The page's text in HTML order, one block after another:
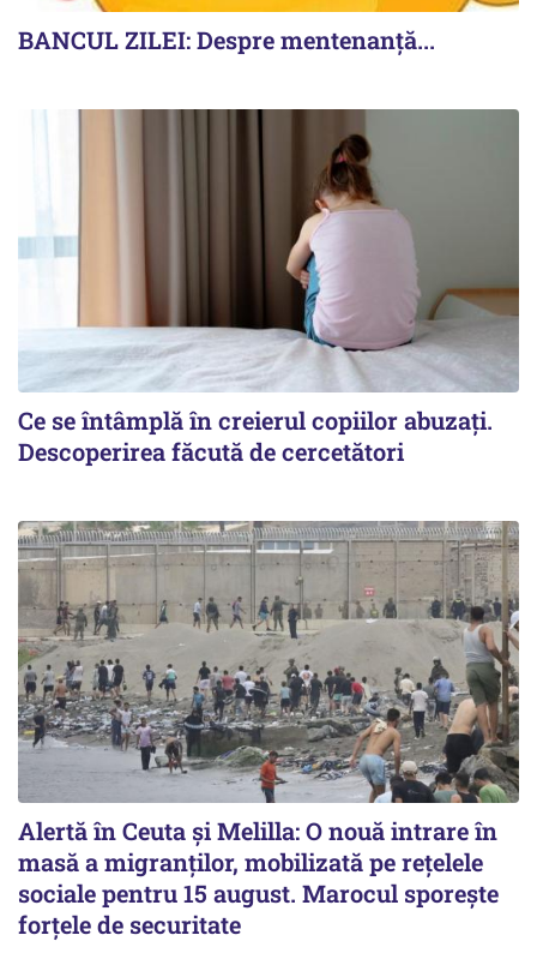
BANCUL ZILEI: Despre mentenanță...
Ce se întâmplă în creierul copiilor abuzați.
Descoperirea făcută de cercetători
Alertă în Ceuta și Melilla: O nouă intrare în
masă a migranților, mobilizată pe rețelele
sociale pentru 15 august. Marocul sporește
forțele de securitate